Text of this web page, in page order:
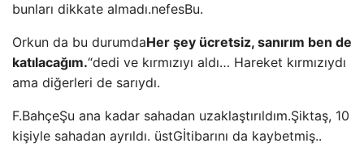
bunları dikkate almadı.nefesBu.
Orkun da bu durumdaHer şey ücretsiz, sanırım ben de
katılacağım.“dedi ve kırmızıyı aldı… Hareket kırmızıydı
ama diğerleri de sarıydı.
F.BahçeŞu ana kadar sahadan uzaklaştırıldım.Şiktaş, 10
kişiyle sahadan ayrıldı. üstGİtibarını da kaybetmiş..